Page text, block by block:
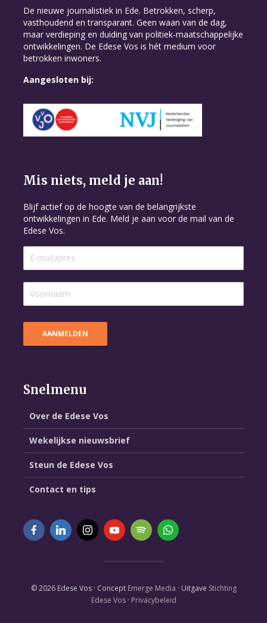
De nieuwe journalistiek in Ede. Betrokken, scherp,
vasthoudend en transparant. Geen waan van de dag,
maar verdieping en duiding van politiek-maatschappelijke
ontwikkelingen. De Edese Vos is hét medium voor
betrokken inwoners.
Aangesloten bij:
Mis niets, meld je aan!
Blijf actief op de hoogte van de belangrijkste
ontwikkelingen in Ede. Meld je aan voor de mail van de
Edese Vos.
Snelmenu
Over de Edese Vos
Wekelijkse nieuwsbrief
Steun de Edese Vos
Contact en tips
© 2026 Edese Vos · Concept Emerge Media · Uitgave Stichting
Edese Vos· Privacybeleid